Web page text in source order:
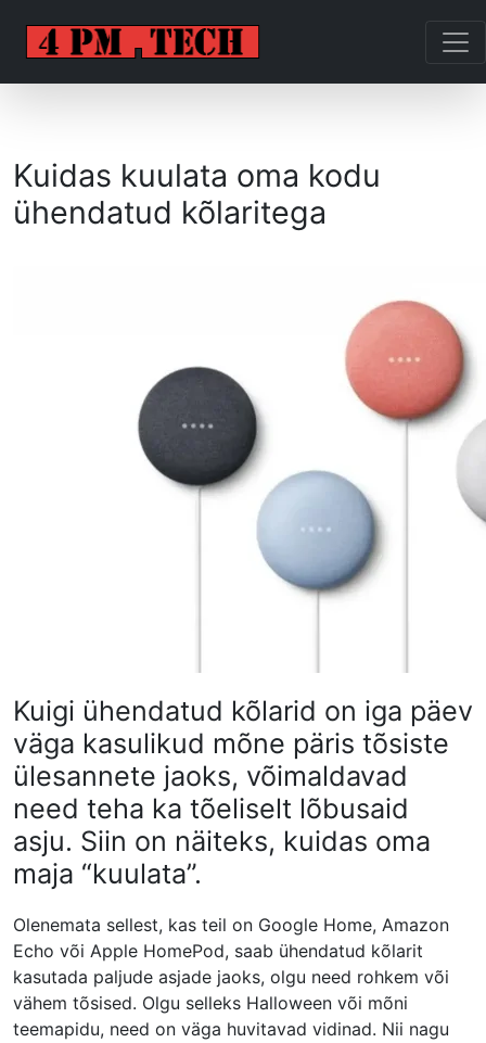
Kuidas kuulata oma kodu
ühendatud kõlaritega
Kuigi ühendatud kõlarid on iga päev
väga kasulikud mõne päris tõsiste
ülesannete jaoks, võimaldavad
need teha ka tõeliselt lõbusaid
asju. Siin on näiteks, kuidas oma
maja “kuulata”.
Olenemata sellest, kas teil on Google Home, Amazon
Echo või Apple HomePod, saab ühendatud kõlarit
kasutada paljude asjade jaoks, olgu need rohkem või
vähem tõsised. Olgu selleks Halloween või mõni
teemapidu, need on väga huvitavad vidinad. Nii nagu